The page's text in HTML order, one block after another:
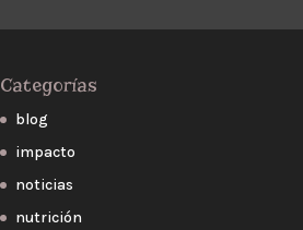
Categorías
blog
impacto
noticias
nutrición